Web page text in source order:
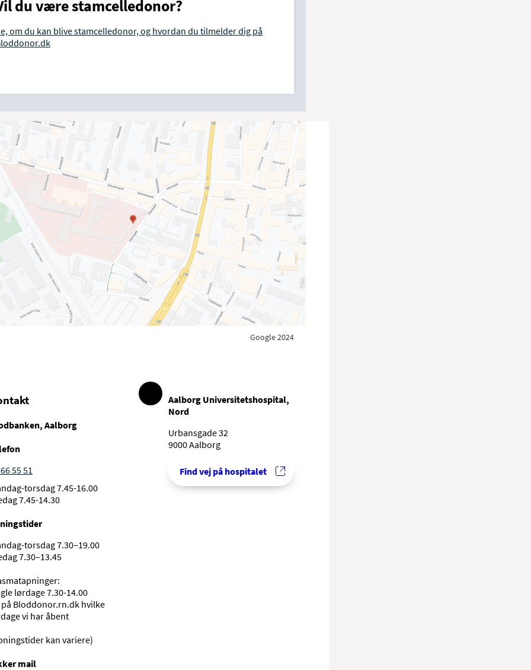
du være stamcelledonor?
om du kan blive stamcelledonor, og hvordan du tilmelder dig på
Google 2024
Aalborg
55 51
torsdag 7.45-16.00
7.45-14.30
torsdag 7.30–19.00
7.30–13.45
lørdage 7.30-14.00
på Bloddonor.rn.dk hvilke
vi har åbent
kan variere)
mail
Aalborg Universitetshospital,
Nord
Urbansgade 32
9000 Aalborg
Find vej på hospitalet